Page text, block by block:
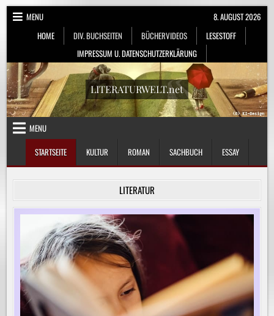
Skip
MENU
HOME
DIV. BUCHSEITEN BÜCHERVIDEOS
LESESTOFF
IMPRESSUM U. DATENSCHUTZERKLÄRUNG
8. AUGUST 2026
LITERATURWELT.net
MENU
STARTSEITE
KULTUR ROMAN SACHBUCH ESSAY
LITERATUR